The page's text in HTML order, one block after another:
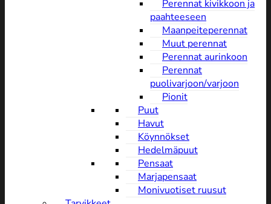
Perennat kivikkoon ja
paahteeseen
Maanpeiteperennat
Muut perennat
Perennat aurinkoon
Perennat
puolivarjoon/varjoon
Pionit
Puut
Havut
Köynnökset
Hedelmäpuut
Pensaat
Marjapensaat
Monivuotiset ruusut